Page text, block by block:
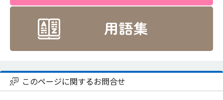
このページに関するお問合せ